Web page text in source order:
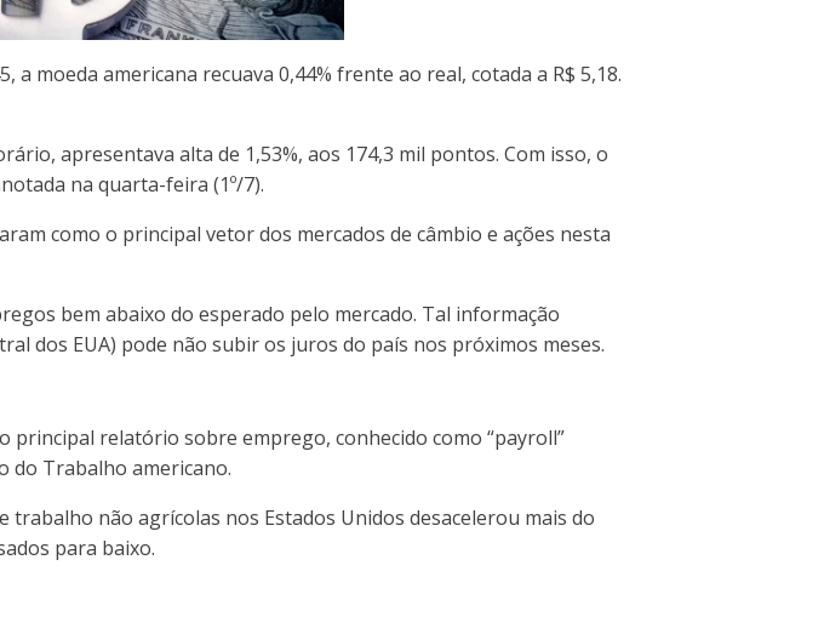
moeda americana recuava 0,44% frente ao real, cotada a R$ 5,18.
apresentava alta de 1,53%, aos 174,3 mil pontos. Com isso, o
na quarta-feira (1º/7).
como o principal vetor dos mercados de câmbio e ações nesta
bem abaixo do esperado pelo mercado. Tal informação
dos EUA) pode não subir os juros do país nos próximos meses.
relatório sobre emprego, conhecido como “payroll”
do Trabalho americano.
não agrícolas nos Estados Unidos desacelerou mais do
para baixo.